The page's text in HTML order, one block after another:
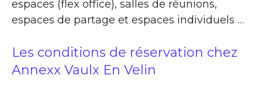
espaces (flex office), salles de réunions,
espaces de partage et espaces individuels …
Les conditions de réservation chez
Annexx Vaulx En Velin